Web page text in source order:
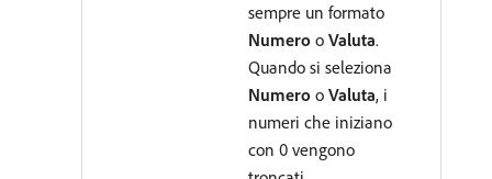
sempre un formato
Numero o Valuta.
Quando si seleziona
Numero o Valuta, i
numeri che iniziano
con 0 vengono